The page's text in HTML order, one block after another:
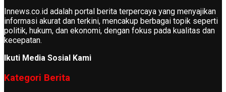
Innews.co.id adalah portal berita terpercaya yang menyajikan
informasi akurat dan terkini, mencakup berbagai topik seperti
politik, hukum, dan ekonomi, dengan fokus pada kualitas dan
kecepatan.
Ikuti Media Sosial Kami
Kategori Berita